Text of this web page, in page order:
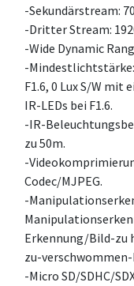
-Sekundärstream:
-Dritter Stream:
-Wide Dynamic
-Mindestlichtstärke:
F1.6, 0 Lux S/W mit
IR-LEDs bei F1.6.
-IR-
zu 50m.
-
Codec/MJPEG.
-
Erkennung/Bild-zu
zu-
-Micro SD/SDHC/